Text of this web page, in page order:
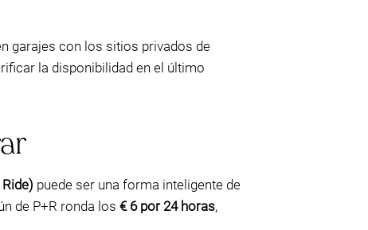
garajes con los sitios privados de
la disponibilidad en el último
Ride) puede ser una forma inteligente de
de P+R ronda los € 6 por 24 horas,